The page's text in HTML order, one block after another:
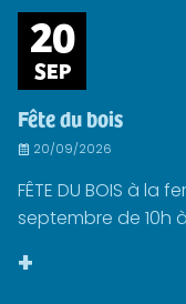
20
SEP
Fête du bois
20/09/2026
FÊTE DU BOIS à la
septembre de 10h
+